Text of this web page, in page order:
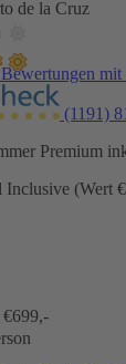
de la Cruz
(1191)
Premium
(Wert
€699,-